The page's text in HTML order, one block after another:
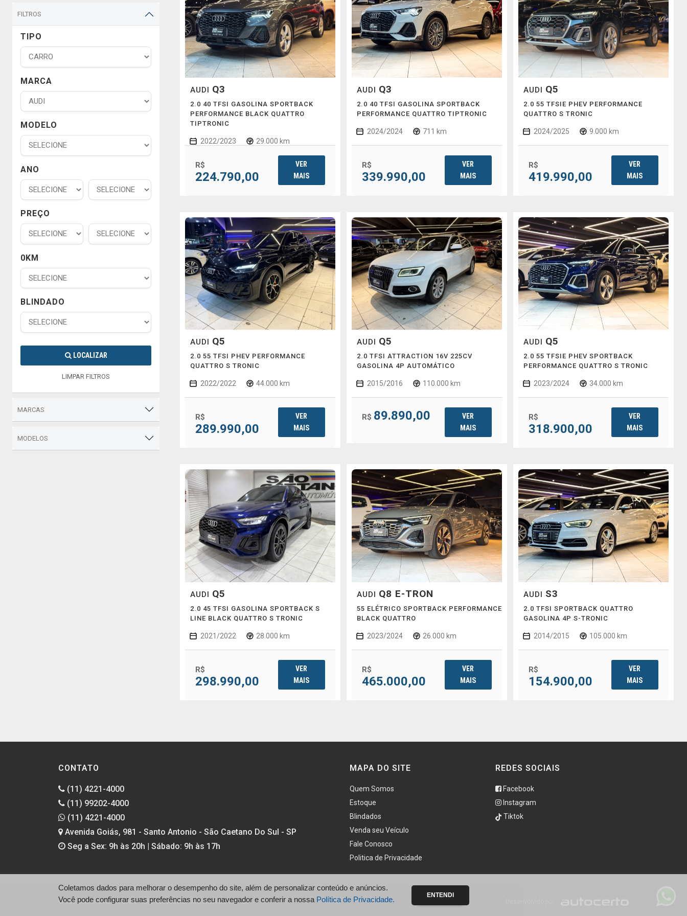
FILTROS
TIPO
MARCA
MODELO
ANO
PREÇO
0KM
BLINDADO
LOCALIZAR
LIMPAR FILTROS
MARCAS
MODELOS
AUDI Q3
2.0 40 TFSI GASOLINA SPORTBACK
PERFORMANCE BLACK QUATTRO
TIPTRONIC
2022/2023 29.000 km
R$
224.790,00
VER
MAIS
AUDI Q3
2.0 40 TFSI GASOLINA SPORTBACK
PERFORMANCE QUATTRO TIPTRONIC
2024/2024 711 km
R$
339.990,00
VER
MAIS
AUDI Q5
2.0 55 TFSIE PHEV PERFORMANCE
QUATTRO S TRONIC
2024/2025 9.000 km
R$
419.990,00
VER
MAIS
AUDI Q5
2.0 55 TFSI PHEV PERFORMANCE
QUATTRO S TRONIC
2022/2022 44.000 km
R$
289.990,00
VER
MAIS
AUDI Q5
2.0 TFSI ATTRACTION 16V 225CV
GASOLINA 4P AUTOMÁTICO
2015/2016 110.000 km
R$ 89.890,00
VER
MAIS
AUDI Q5
2.0 55 TFSIE PHEV SPORTBACK
PERFORMANCE QUATTRO S TRONIC
2023/2024 34.000 km
R$
318.900,00
VER
MAIS
AUDI Q5
2.0 45 TFSI GASOLINA SPORTBACK S
LINE BLACK QUATTRO S TRONIC
2021/2022 28.000 km
R$
298.990,00
VER
MAIS
AUDI Q8 E-TRON
55 ELÉTRICO SPORTBACK PERFORMANCE
BLACK QUATTRO
2023/2024 26.000 km
R$
465.000,00
VER
MAIS
AUDI S3
2.0 TFSI SPORTBACK QUATTRO
GASOLINA 4P S-TRONIC
2014/2015 105.000 km
R$
154.900,00
VER
MAIS
CONTATO
(11) 4221-4000
(11) 99202-4000
(11) 4221-4000
Avenida Goiás, 981 - Santo Antonio - São Caetano Do Sul - SP
Seg a Sex: 9h às 20h | Sábado: 9h às 17h
MAPA DO SITE
Quem Somos
Estoque
Blindados
Venda seu Veículo
Fale Conosco
Politica de Privacidade
REDES SOCIAIS
Facebook
Instagram
Tiktok
© São Caetano Automóveis - http://saocaetanoautomoveis.com.br/
Coletamos dados para melhorar o desempenho do site, além de personalizar conteúdo e anúncios.
Você pode configurar suas preferências no seu navegador e conferir a nossa Política de Privacidade. ENTENDI